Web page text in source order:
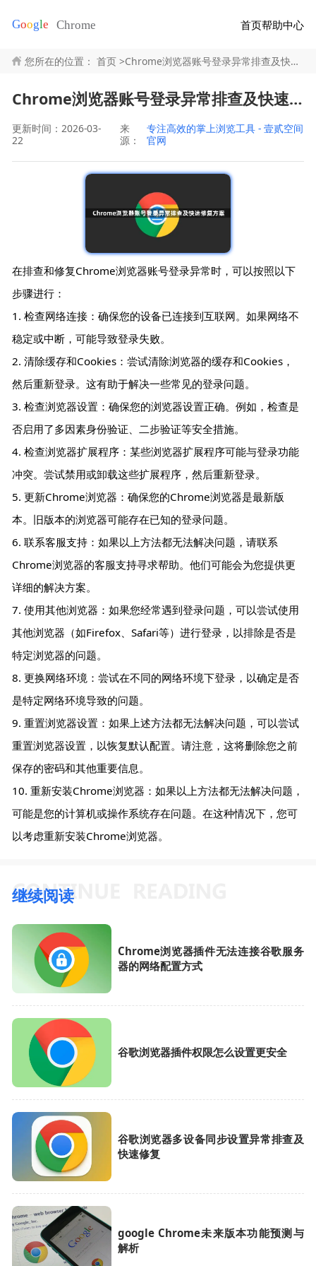
首页帮助中心
您所在的位置： 首页 >Chrome浏览器账号登录异常排查及快速修复方案
Chrome浏览器账号登录异常排查及快速修复方案
更新时间：2026-03-
22
来
源：
专注高效的掌上浏览工具 - 壹贰空间
官网
在排查和修复Chrome浏览器账号登录异常时，可以按照以下
步骤进行：
1. 检查网络连接：确保您的设备已连接到互联网。如果网络不
稳定或中断，可能导致登录失败。
2. 清除缓存和Cookies：尝试清除浏览器的缓存和Cookies，
然后重新登录。这有助于解决一些常见的登录问题。
3. 检查浏览器设置：确保您的浏览器设置正确。例如，检查是
否启用了多因素身份验证、二步验证等安全措施。
4. 检查浏览器扩展程序：某些浏览器扩展程序可能与登录功能
冲突。尝试禁用或卸载这些扩展程序，然后重新登录。
5. 更新Chrome浏览器：确保您的Chrome浏览器是最新版
本。旧版本的浏览器可能存在已知的登录问题。
6. 联系客服支持：如果以上方法都无法解决问题，请联系
Chrome浏览器的客服支持寻求帮助。他们可能会为您提供更
详细的解决方案。
7. 使用其他浏览器：如果您经常遇到登录问题，可以尝试使用
其他浏览器（如Firefox、Safari等）进行登录，以排除是否是
特定浏览器的问题。
8. 更换网络环境：尝试在不同的网络环境下登录，以确定是否
是特定网络环境导致的问题。
9. 重置浏览器设置：如果上述方法都无法解决问题，可以尝试
重置浏览器设置，以恢复默认配置。请注意，这将删除您之前
保存的密码和其他重要信息。
10. 重新安装Chrome浏览器：如果以上方法都无法解决问题，
可能是您的计算机或操作系统存在问题。在这种情况下，您可
以考虑重新安装Chrome浏览器。
继续阅读
Chrome浏览器插件无法连接谷歌服务
器的网络配置方式
谷歌浏览器插件权限怎么设置更安全
谷歌浏览器多设备同步设置异常排查及
快速修复
google Chrome未来版本功能预测与
解析